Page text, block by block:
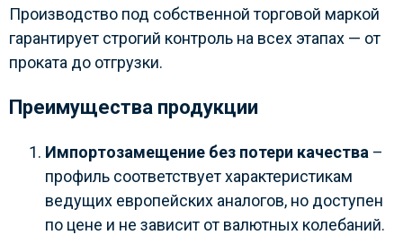
Производство под собственной торговой маркой
гарантирует строгий контроль на всех этапах — от
проката до отгрузки.
Преимущества продукции
Импортозамещение без потери качества –
профиль соответствует характеристикам
ведущих европейских аналогов, но доступен
по цене и не зависит от валютных колебаний.